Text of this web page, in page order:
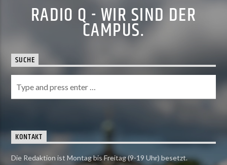
RADIO Q - WIR SIND DER
CAMPUS.
SUCHE
KONTAKT
Die Redaktion ist Montag bis Freitag (9-19 Uhr) besetzt.